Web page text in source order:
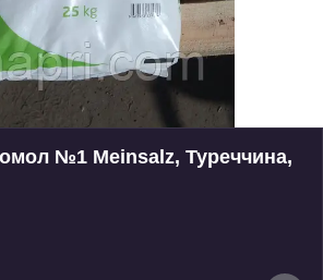
№1 Meinsalz, Туреччина,